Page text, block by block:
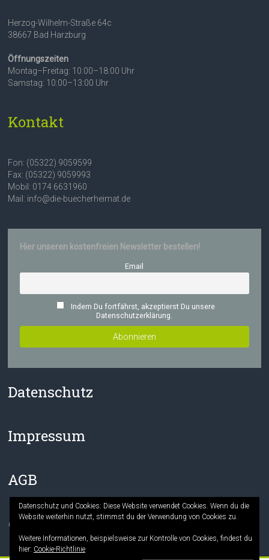
Herzog-Wilhelm-Straße 64c
38667 Bad Harzburg
Öffnungszeiten
Montag–Freitag: 10:00–18:00 Uhr
Samstag: 10:00–13:00 Uhr
Kontakt
Fon: (05322) 9059599
Fax: (05322) 9059993
Mobil: 0174 6631960
Mail: info@die-buecherheimat.de
Hier unseren kostenfreien Newsletter bestellen!
Email
Indem Du fortfährst, akzeptierst Du unsere
Datenschutzerklärung.
Datenschutz
Impressum
AGB
Facebook
Instagram
Datenschutz und Cookies: Diese Website verwendet Cookies. Wenn du die
Website weiterhin nutzt, stimmst du der Verwendung von Cookies zu.
Weitere Informationen, beispielsweise zur Kontrolle von Cookies, findest du
hier: Cookie-Richtlinie